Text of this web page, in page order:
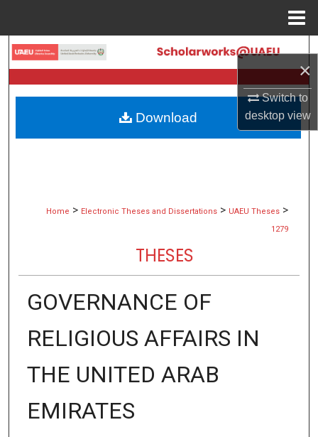
×
Switch to
desktopview
Search
Browse Collections
My Account
Home > Electronic Theses and Dissertations > UAEU Theses >
1279
THESES
GOVERNANCE OF
RELIGIOUS AFFAIRS IN
THE UNITED ARAB
EMIRATES
Download